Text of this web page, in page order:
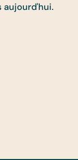
aujourd'hui.